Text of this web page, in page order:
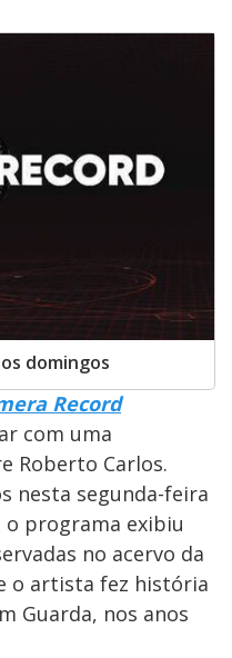
domingos
Record
com uma
Roberto Carlos.
nesta segunda-feira
o programa exibiu
no acervo da
o artista fez história
Guarda, nos anos